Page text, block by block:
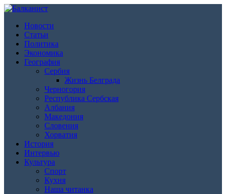
Новости
Статьи
Политика
Экономика
География
Сербия
Жизнь Белграда
Черногория
Республика Сербская
Албания
Македония
Словения
Хорватия
История
Интервью
Культура
Спорт
Кухня
Наша читанка